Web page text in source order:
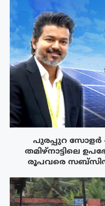
പുരപ്പുറ സോളർ
തമിഴ്നാട്ടിലെ
രൂപവരെ